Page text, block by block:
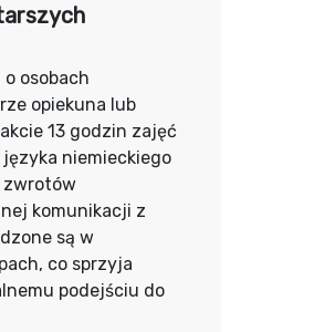
osobach
opiekuna lub
13 godzin zajęć
niemieckiego
zwrotów
komunikacji z
są w
co sprzyja
podejściu do